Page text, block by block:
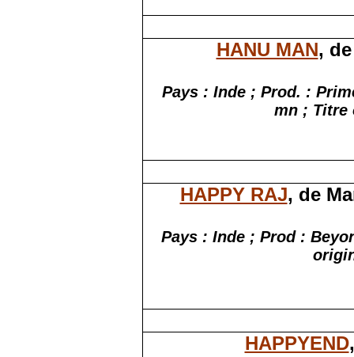
HANU MAN,
Pays : Inde ; Prod. :
mn ; Titre
HAPPY RAJ, de
Pays : Inde ; Prod :
HAPPYEND